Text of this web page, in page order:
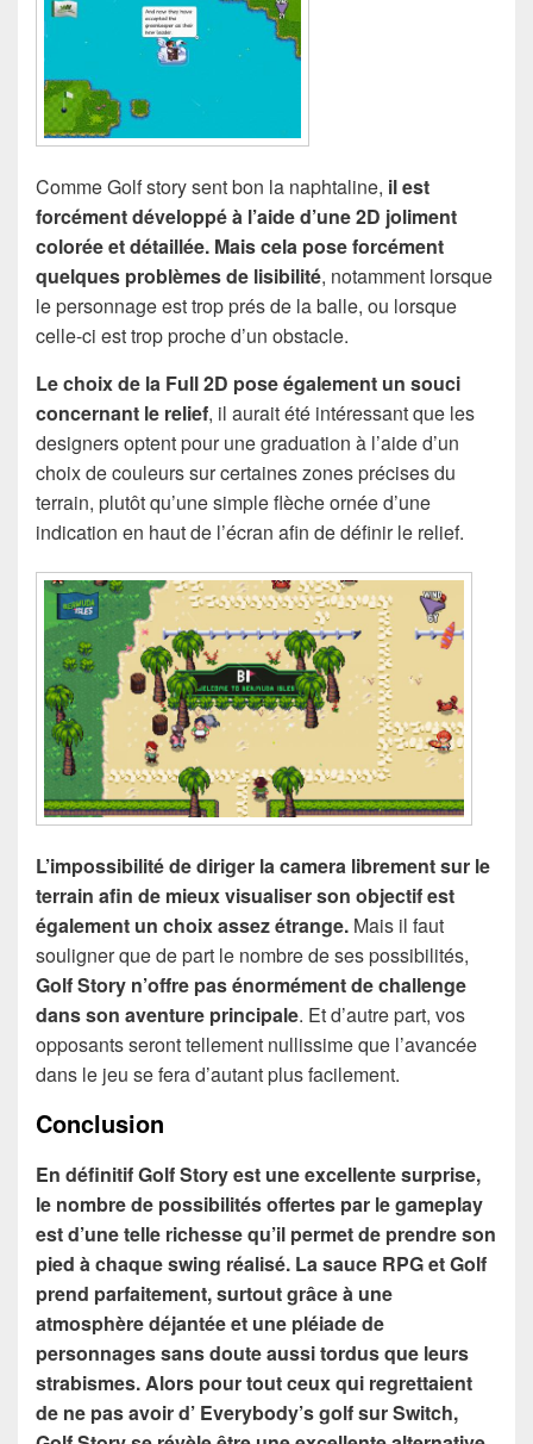
Comme Golf story sent bon la naphtaline, il est
forcément développé à l’aide d’une 2D joliment
colorée et détaillée. Mais cela pose forcément
quelques problèmes de lisibilité, notamment lorsque
le personnage est trop prés de la balle, ou lorsque
celle-ci est trop proche d’un obstacle.
Le choix de la Full 2D pose également un souci
concernant le relief, il aurait été intéressant que les
designers optent pour une graduation à l’aide d’un
choix de couleurs sur certaines zones précises du
terrain, plutôt qu’une simple flèche ornée d’une
indication en haut de l’écran afin de définir le relief.
L’impossibilité de diriger la camera librement sur le
terrain afin de mieux visualiser son objectif est
également un choix assez étrange. Mais il faut
souligner que de part le nombre de ses possibilités,
Golf Story n’offre pas énormément de challenge
dans son aventure principale. Et d’autre part, vos
opposants seront tellement nullissime que l’avancée
dans le jeu se fera d’autant plus facilement.
Conclusion
En définitif Golf Story est une excellente surprise,
le nombre de possibilités offertes par le gameplay
est d’une telle richesse qu’il permet de prendre son
pied à chaque swing réalisé. La sauce RPG et Golf
prend parfaitement, surtout grâce à une
atmosphère déjantée et une pléiade de
personnages sans doute aussi tordus que leurs
strabismes. Alors pour tout ceux qui regrettaient
de ne pas avoir d’ Everybody’s golf sur Switch,